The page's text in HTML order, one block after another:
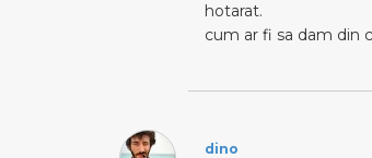
hotarat.
cum ar fi sa dam din
dino